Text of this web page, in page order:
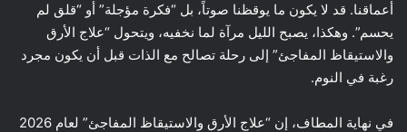
أعماقنا. قد لا يكون ما يوقظنا صوتاً، بل “فكرة مؤجلة” أو “قلق لم
يحسم”. وهكذا، يصبح الليل مرآة لما نخفيه، ويتحول “علاج الأرق
والاستيقاظ المفاجئ” إلى رحلة تصالح مع الذات قبل أن يكون مجرد
رغبة في النوم.
في نهاية المطاف، إن “علاج الأرق والاستيقاظ المفاجئ” لعام 2026